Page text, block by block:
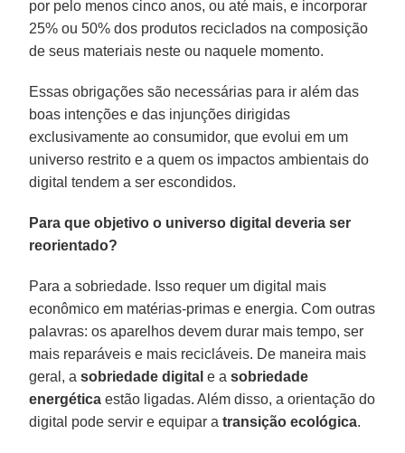
por pelo menos cinco anos, ou até mais, e incorporar
25% ou 50% dos produtos reciclados na composição
de seus materiais neste ou naquele momento.
Essas obrigações são necessárias para ir além das
boas intenções e das injunções dirigidas
exclusivamente ao consumidor, que evolui em um
universo restrito e a quem os impactos ambientais do
digital tendem a ser escondidos.
Para que objetivo o universo digital deveria ser
reorientado?
Para a sobriedade. Isso requer um digital mais
econômico em matérias-primas e energia. Com outras
palavras: os aparelhos devem durar mais tempo, ser
mais reparáveis e mais recicláveis. De maneira mais
geral, asobriedade digital e asobriedade
energética estão ligadas. Além disso, a orientação do
digital pode servir e equipar atransição ecológica.